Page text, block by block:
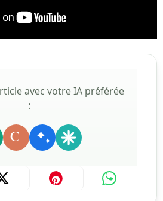
avec votre IA préférée
:
C